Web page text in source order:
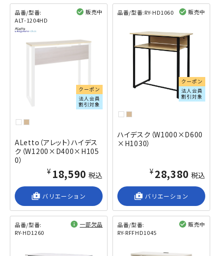
品番/型番:
ALT-1204HD
販売中
クーポン
法人会員
割引対象
ALetto（アレット）ハイデス
ク（W1200×D400×H105
0）
¥18,590 税込
shop_2 バリエーション
品番/型番:RY-HD1060 販売中
クーポン
法人会員
割引対象
ハイデスク（W1000×D600
×H1030）
¥28,380 税込
shop_2 バリエーション
品番/型番:
RY-HD1260
一部欠品
品番/型番:
RY-RFFHD1045
販売中